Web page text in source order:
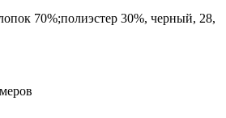
70%;полиэстер 30%, черный, 28,